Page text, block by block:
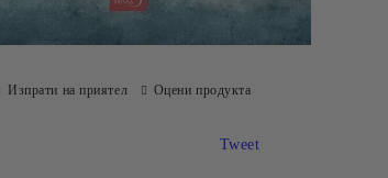
Изпрати на приятел Оцени продукта
Tweet